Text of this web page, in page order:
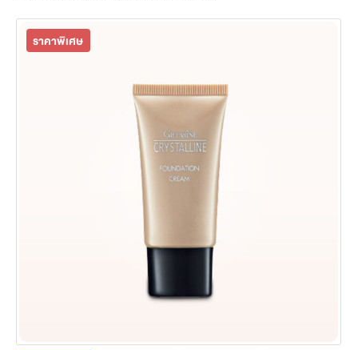
ราคาพิเศษ